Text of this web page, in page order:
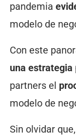
pandemia
modelo de
Con este
una estrategia
partners el
modelo de
Sin olvidar que,